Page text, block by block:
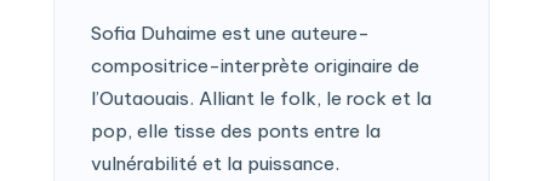
Sofia Duhaime est une auteure-
compositrice-interprète originaire de
l’Outaouais. Alliant le folk, le rock et la
pop, elle tisse des ponts entre la
vulnérabilité et la puissance.